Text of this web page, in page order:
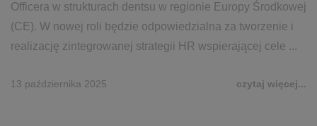
Officera w strukturach dentsu w regionie Europy Środkowej
(CE). W nowej roli będzie odpowiedzialna za tworzenie i
realizację zintegrowanej strategii HR wspierającej cele ...
13 października 2025 czytaj więcej...